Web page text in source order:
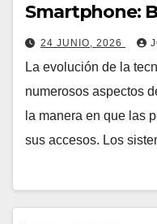
Smartphone:
24 JUNIO, 2026
La evolución de la
numerosos aspectos
la manera en que las
sus accesos. Los